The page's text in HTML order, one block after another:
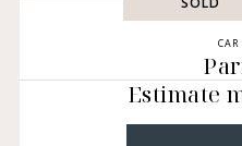
CAR
Estimate